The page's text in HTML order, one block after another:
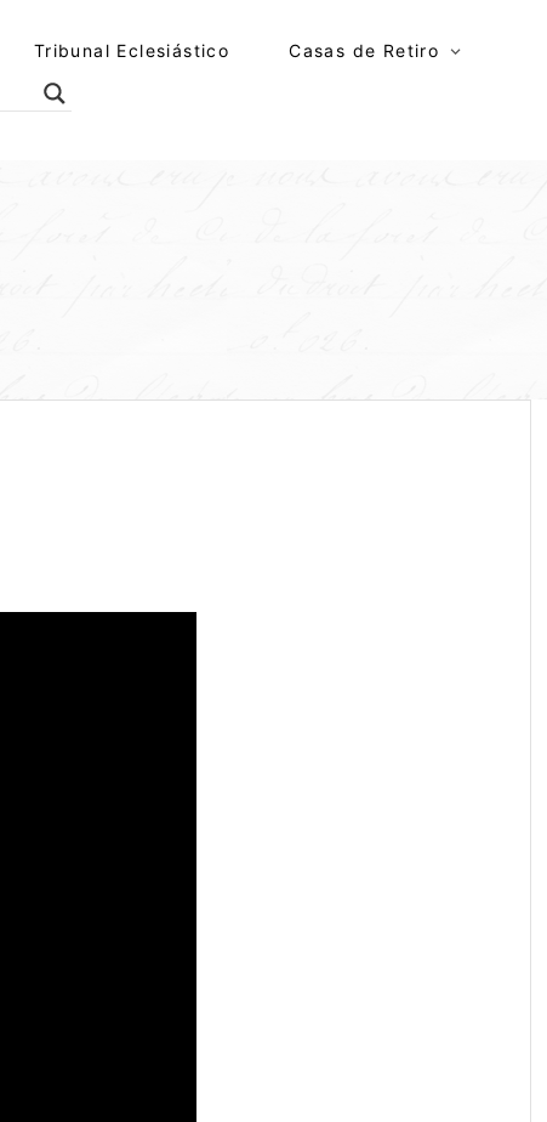
Tribunal Eclesiástico Casas de Retiro